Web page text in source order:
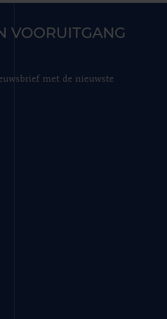
VOORUITGANG
met de nieuwste